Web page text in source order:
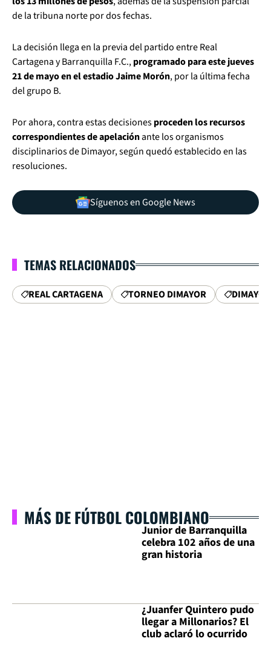
de la tribuna norte por dos fechas.
La decisión llega en la previa del partido entre Real
Cartagena y Barranquilla F.C.,programado para este jueves
21 de mayo en el estadio Jaime Morón, por la última fecha
del grupo B.
Por ahora, contra estas decisionesproceden los recursos
correspondientes de apelaciónante los organismos
disciplinarios de Dimayor, según quedó establecido en las
resoluciones.
Síguenos en Google News
TEMAS RELACIONADOS
REAL CARTAGENA TORNEO DIMAYOR DIMAYOR
MÁS DE FÚTBOL COLOMBIANO
Junior de Barranquilla
celebra 102 años de una
gran historia
¿Juanfer Quintero pudo
llegar a Millonarios? El
club aclaró lo ocurrido